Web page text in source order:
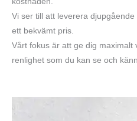
Vi ser till att leverera djupgående
ett bekvämt pris.
Vårt fokus är att ge dig maximalt
renlighet som du kan se och